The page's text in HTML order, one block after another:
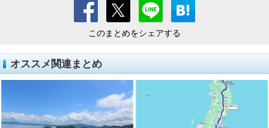
このまとめをシェアする
オススメ関連まとめ